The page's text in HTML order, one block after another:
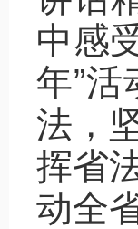
中感
年”
法，
挥省
动全